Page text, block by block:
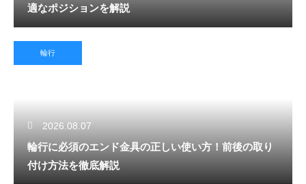
適なポジションを解説
輪行
2026.08.07
輪行に必須のエンド金具の正しい使い方！前後の取り
付け方法を徹底解説